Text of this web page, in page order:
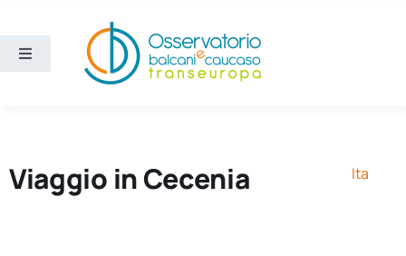
contenuto
Toggle
Viaggio in Cecenia Ita